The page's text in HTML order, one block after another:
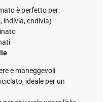
è perfetto per:
indivia, endivia)
e maneggevoli
ideale per un